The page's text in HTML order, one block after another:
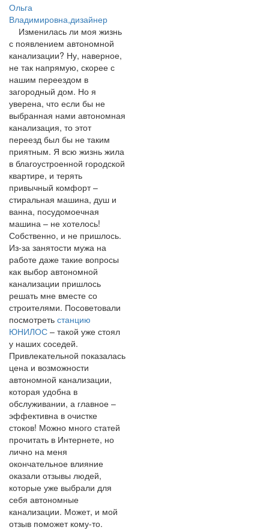
Ольга
Владимировна,дизайнер
Изменилась ли моя жизнь
с появлением автономной
канализации? Ну, наверное,
не так напрямую, скорее с
нашим переездом в
загородный дом. Но я
уверена, что если бы не
выбранная нами автономная
канализация, то этот
переезд был бы не таким
приятным. Я всю жизнь жила
в благоустроенной городской
квартире, и терять
привычный комфорт –
стиральная машина, душ и
ванна, посудомоечная
машина – не хотелось!
Собственно, и не пришлось.
Из-за занятости мужа на
работе даже такие вопросы
как выбор автономной
канализации пришлось
решать мне вместе со
строителями. Посоветовали
посмотреть станцию
ЮНИЛОС – такой уже стоял
у наших соседей.
Привлекательной показалась
цена и возможности
автономной канализации,
которая удобна в
обслуживании, а главное –
эффективна в очистке
стоков! Можно много статей
прочитать в Интернете, но
лично на меня
окончательное влияние
оказали отзывы людей,
которые уже выбрали для
себя автономные
канализации. Может, и мой
отзыв поможет кому-то.